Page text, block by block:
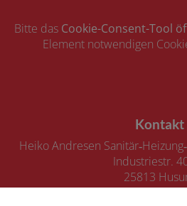
Bitte das Cookie-Consent-Tool
Element notwendigen
Footer - Kontaktdaten und
Kontakt
Heiko Andresen
Industriestr.
25813